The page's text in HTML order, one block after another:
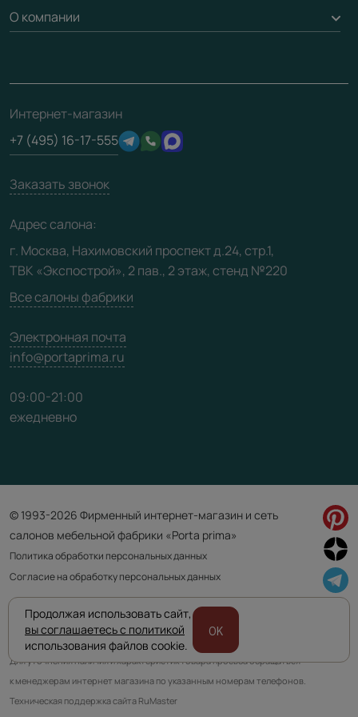
Погонаж
Вопрос-ответ
Отзывы клиентов
Техническая информация
Юридическая информация
Доставка
Дизайнерам / архитекторам
3D-модели
О компании
О фабрике
Сертификаты
Производство
Вакансии
Карта сайта
Интернет-магазин
+7 (495) 16-17-555
Заказать звонок
Адрес салона:
г. Москва, Нахимовский проспект д.24, стр.1,
ТВК «Экспострой», 2 пав., 2 этаж, стенд №220
Все салоны фабрики
Электронная почта
info@portaprima.ru
09:00-21:00
ежедневно
© 1993-2026 Фирменный интернет-магазин и сеть
салонов мебельной фабрики «Porta prima»
Политика обработки персональных данных
Согласие на обработку персональных данных
Приведенная на сайте информация не является публичной офертой
и носит информационно ознакомительный характер.
Для уточнения наличия и характеристик товара просьба обращаться
к менеджерам интернет магазина по указанным номерам телефонов.
Техническая поддержка сайта RuMaster
Продолжая использовать сайт,
вы соглашаетесь с политикой
использования файлов cookie.
OK